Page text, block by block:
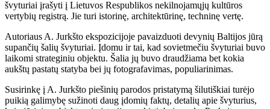
švyturiai įrašyti į Lietuvos Respublikos nekilnojamųjų kultūros
vertybių registrą. Jie turi istorinę, architektūrinę, techninę vertę.
Autoriaus A. Jurkšto ekspozicijoje pavaizduoti devynių Baltijos jūrą
supančių šalių švyturiai. Įdomu ir tai, kad sovietmečiu švyturiai buvo
laikomi strateginiu objektu. Šalia jų buvo draudžiama bet kokia
aukštų pastatų statyba bei jų fotografavimas, populiarinimas.
Susirinkę į A. Jurkšto piešinių parodos pristatymą šilutiškiai turėjo
puikią galimybę sužinoti daug įdomių faktų, detalių apie švyturius,